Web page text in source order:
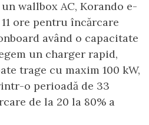
wallbox AC, Korando e-
ore pentru încărcare
având o capacitate
un charger rapid,
trage cu maxim 100 kW,
o perioadă de 33
de la 20 la 80% a